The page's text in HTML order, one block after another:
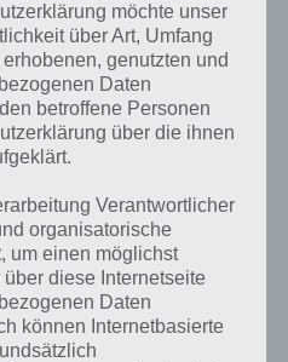
vorgestellt haben, nicht mehr
der Lösung von 94 Prozent fehlt,
einfach in den Kommentaren
Antworten auf die
in der App geben. Da die
wieder verändern.
du auf Basis eines Bildes oder
die von anderen Spielern
Nur so kannst du das nächste
ergeben alle Antworten 94
möchte unser
über Art, Umfang
genutzten und
Daten
betroffene Personen
über die ihnen
Verantwortlicher
organisatorische
um einen möglichst
diese Internetseite
Daten
können Internetbasierte